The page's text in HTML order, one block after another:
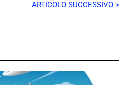
ARTICOLO SUCCESSIVO >